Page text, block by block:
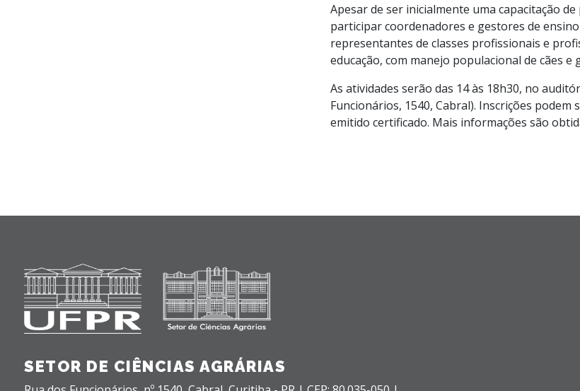
Apesar de ser inicialmente uma capacitação
participar coordenadores e gestores de
representantes de classes profissionais e
educação, com manejo populacional de cães
As atividades serão das 14 às 18h30, no
Funcionários, 1540, Cabral). Inscrições
emitido certificado. Mais informações são
SETOR DE CIÊNCIAS AGRÁRIAS